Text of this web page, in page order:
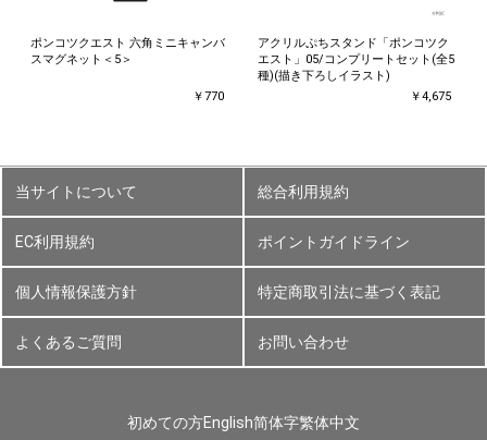
ポンコツクエスト 六角ミニキャンバ
スマグネット＜5＞
￥770
アクリルぷちスタンド「ポンコツク
エスト」05/コンプリートセット(全5
種)(描き下ろしイラスト)
￥4,675
当サイトについて 総合利用規約
EC利用規約 ポイントガイドライン
個人情報保護方針 特定商取引法に基づく表記
よくあるご質問 お問い合わせ
初めての方English简体字繁体中文